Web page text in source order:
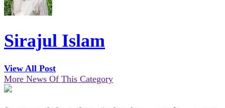
Sirajul Islam
View All Post
More News Of This Category